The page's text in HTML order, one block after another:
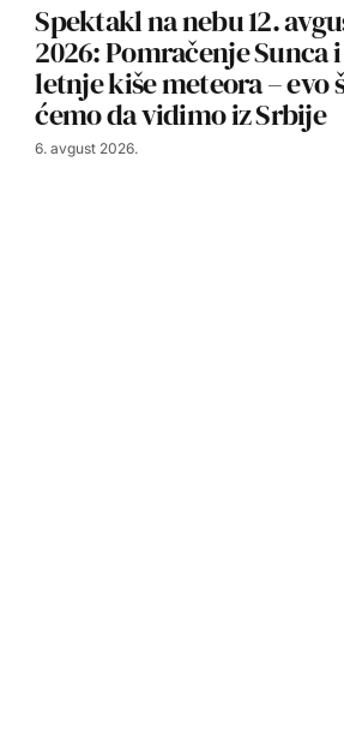
Spektakl na nebu 12.
2026: Pomračenje Sunca
letnje kiše meteora – evo
ćemo da vidimo iz Srbije
6. avgust 2026.